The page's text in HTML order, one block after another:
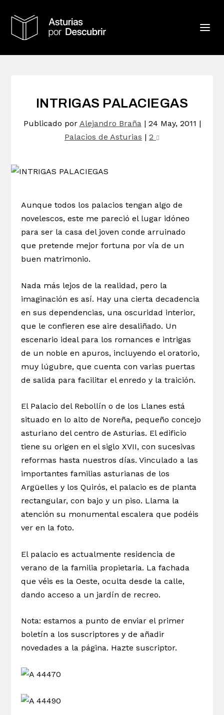
INTRIGAS PALACIEGAS
Publicado por Alejandro Braña| 24 May, 2011 |
Palacios de Asturias | 2
Aunque todos los palacios tengan algo de
novelescos, este me pareció el lugar idóneo
para ser la casa del joven conde arruinado
que pretende mejor fortuna por vía de un
buen matrimonio.
Nada más lejos de la realidad, pero la
imaginación es así. Hay una cierta decadencia
en sus dependencias, una oscuridad interior,
que le confieren ese aire desaliñado. Un
escenario ideal para los romances e intrigas
de un noble en apuros, incluyendo el oratorio,
muy lúgubre, que cuenta con varias puertas
de salida para facilitar el enredo y la traición.
El Palacio del Rebollín o de los Llanes está
situado en lo alto de Noreña, pequeño concejo
asturiano del centro de Asturias. El edificio
tiene su origen en el siglo XVII, con sucesivas
reformas hasta nuestros días. Vinculado a las
importantes familias asturianas de los
Argüelles y los Quirós, el palacio es de planta
rectangular, con bajo y un piso. Llama la
atención su monumental escalera que podéis
ver en la foto.
El palacio es actualmente residencia de
verano de la familia propietaria. La fachada
que véis es la Oeste, oculta desde la calle,
dando acceso a un jardín de recreo.
Nota: estamos a punto de enviar el primer
boletín a los suscriptores y de añadir
novedades a la página. Hazte suscriptor.